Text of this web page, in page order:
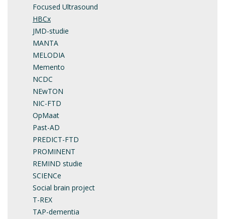
Focused Ultrasound
HBCx
JMD-studie
MANTA
MELODIA
Memento
NCDC
NEwTON
NIC-FTD
OpMaat
Past-AD
PREDICT-FTD
PROMINENT
REMIND studie
SCIENCe
Social brain project
T-REX
TAP-dementia